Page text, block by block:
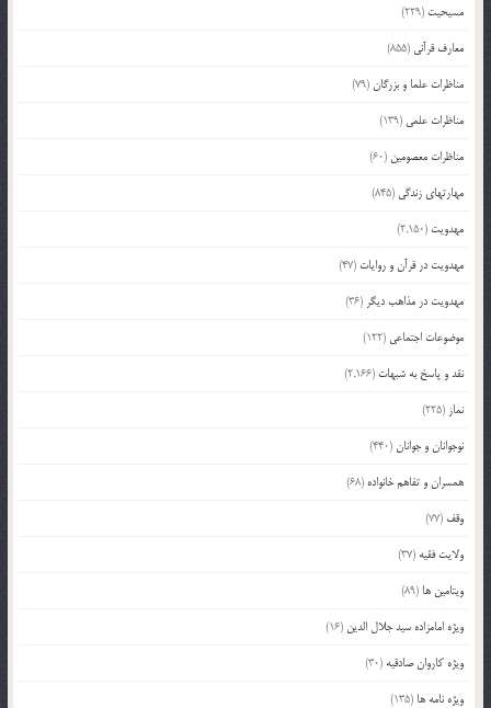
مسیحیت (229)
معارف قرآنی (855)
مناظرات علما و بزرگان(79)
مناظرات علمی (139)
مناظرات معصومین (60)
مهارتهای زندگی (845)
مهدویت (2,150)
مهدویت در قرآن و روایات (47)
مهدویت در مذاهب دیگر (36)
موضوعات اجتماعی (122)
نقد و پاسخ به شبهات (2,166)
نماز (225)
نوجوانان و جوانان(440)
همسران و تفاهم خانواده (68)
وقف (77)
ولایت فقیه (37)
ویتامین ها (89)
ویژه امامزاده سید جلال الدین (16)
ویژه کاروان صادقیه (30)
ویژه نامه ها (135)